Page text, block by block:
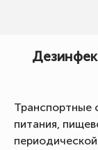
Транспортные
питания,